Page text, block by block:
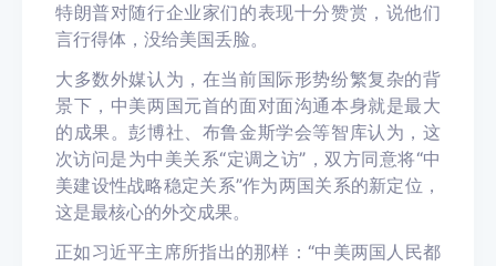
特朗普对随行企业家们的表现十分赞赏， 说他们
言行得体 ， 没给美国丢脸。
大多数外媒认为，在当前国际形势纷繁复杂的背
景下，中美两国元首的面对面沟通本身就是最大
的成果。彭博社、布鲁金斯学会等智库认为，这
次访问是为中美关系“定调之访”，双方同意将“中
美建设性战略稳定关系”作为两国关系的新定位，
这是最核心的外交成果。
正如习近平主席所指出的那样：“中美两国人民都